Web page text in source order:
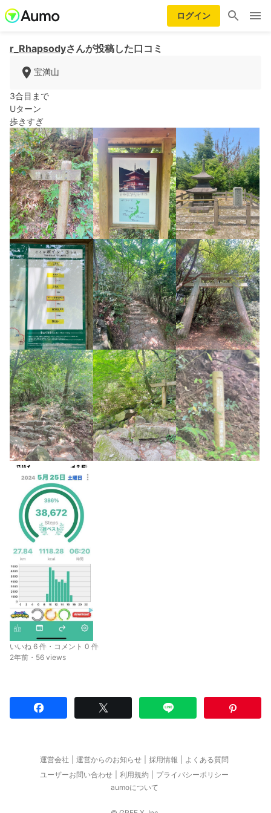
ログイン
r_Rhapsodyさんが投稿した口コミ
宝満山
3合目まで
Uターン
歩きすぎ
いいね 6 件・コメント 0 件
2年前・56 views
運営会社 運営からのお知らせ 採用情報
よくある質問
ユーザーお問い合わせ
利用規約
プライバシーポリシー
aumoについて